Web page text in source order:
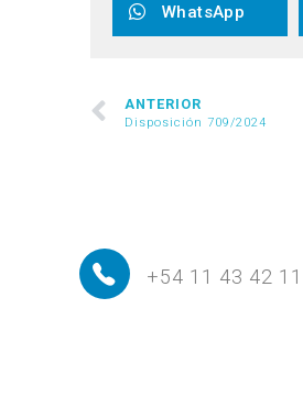
WhatsApp
ANTERIOR
Disposición 709/2024
+54 11 43 42 11